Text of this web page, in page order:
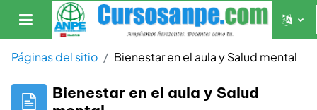
Salta al contenido principal
Panel lateral
Páginas del sitio
Bienestar en el aula y Salud mental
Bienestar en el aula y Salud